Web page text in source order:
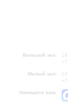
Большой зал:
Малый зал:
Напишите нам: